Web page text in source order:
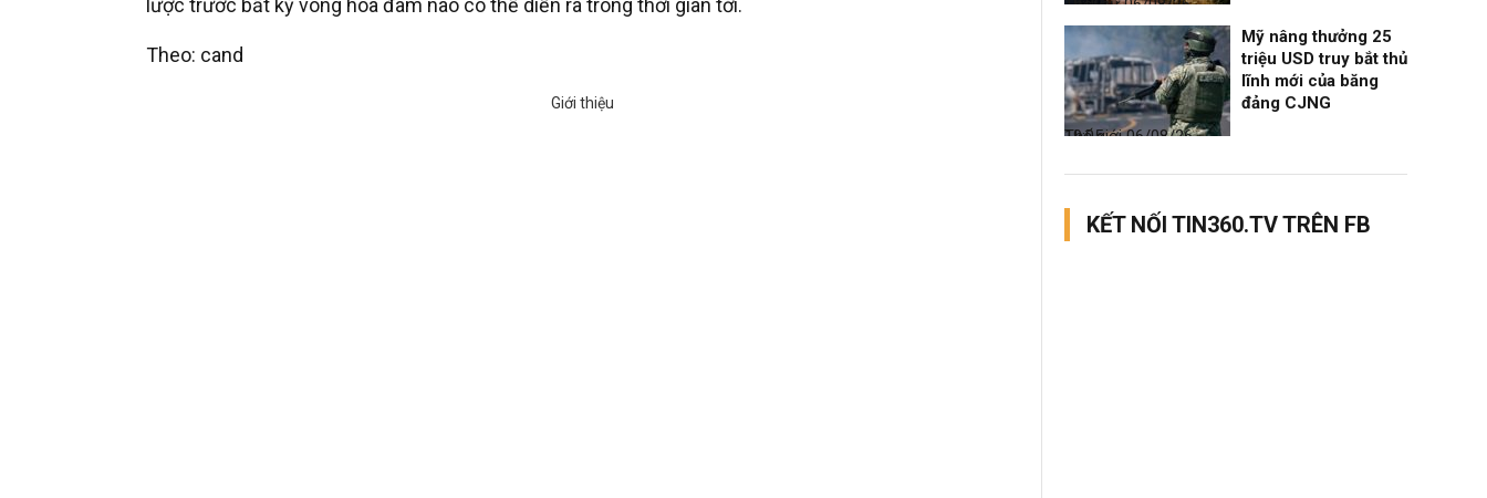
Theo: cand
Thời sự
06/08/26, 19:09
Thế giới
06/08/26, 19:05
Mỹ nâng thưởng 25
triệu USD truy bắt thủ
lĩnh mới của băng
đảng CJNG
KẾT NỐI TIN360.TV TRÊN FB